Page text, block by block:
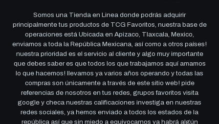
Somos una Tienda en Linea donde podrás adquirir
principalmente tus productos de TCG Favoritos, nuestra base de
operaciones está Ubicada en Apizaco, Tlaxcala, Mexico,
enviamos a toda la República Mexicana, así como a otros países!
nuestra prioridad es el servicio al cliente y algo muy importante
que debes saber es que todos los que trabajamos aquí amamos
lo que hacemos! llevamos ya varios años operando y todas las
compras son únicamente a través de este sitio web! pide
referencias de nosotros en tus redes, grupos favoritos visita
google y checa nuestras calificaciones investiga en nuestras
redes sociales, ya hemos enviado a todos los estados de la
república así que sin miedo a equivocarnos ya habrá algún